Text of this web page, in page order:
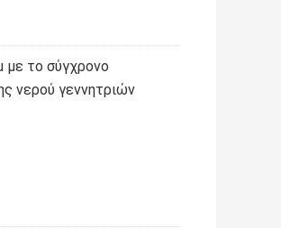
με το σύγχρονο
νερού γεννητριών